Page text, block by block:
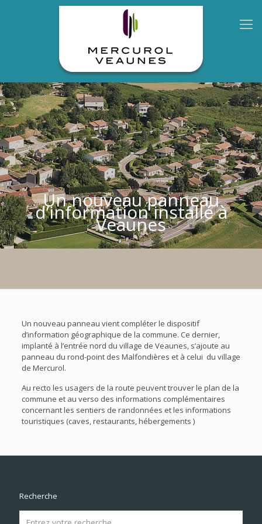
Un nouveau panneau
d’information installé à
Veaunes
Un nouveau panneau vient compléter le dispositif
d’information géographique de la commune. Ce dernier,
implanté à l’entrée nord du village de Veaunes, s’ajoute au
panneau du rond-point des Malfondières et à celui du village
de Mercurol.
Au recto les usagers de la route peuvent trouver le plan de la
commune et au verso des informations complémentaires
concernant les sentiers de randonnées et les informations
touristiques (caves, restaurants, hébergements )
Recherche